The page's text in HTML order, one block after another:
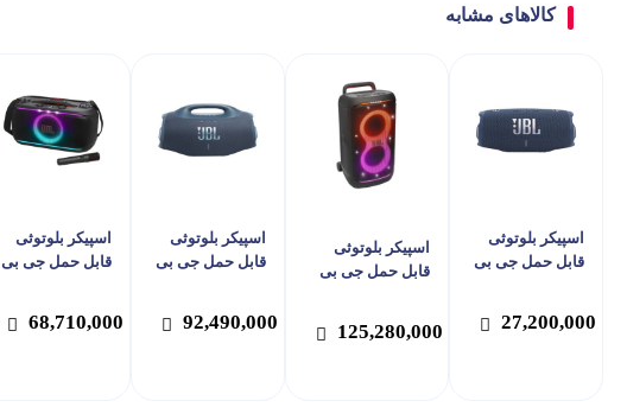
کالاهای مشابه
اسپیکر بلوتوثی
قابل حمل جی بی
27,200,000
اسپیکر بلوتوثی
قابل حمل جی بی
125,280,000
اسپیکر بلوتوثی
قابل حمل جی بی
92,490,000
اسپیکر بلوتوثی
قابل حمل جی بی
68,710,000